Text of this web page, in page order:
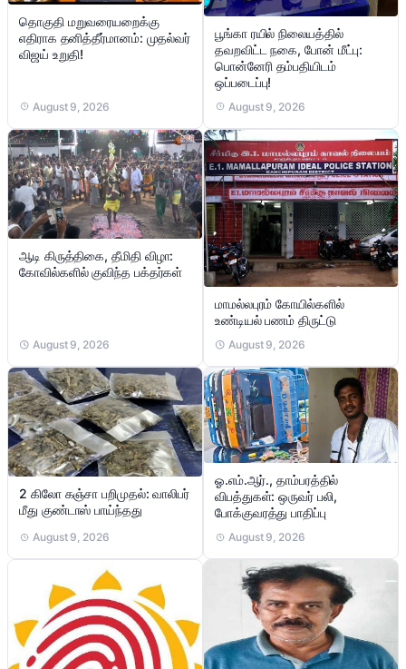
தொகுதி மறுவரையறைக்கு
எதிராக தனித்தீர்மானம்: முதல்வர்
விஜய் உறுதி!
August 9, 2026
பூங்கா ரயில் நிலையத்தில்
தவறவிட்ட நகை, போன் மீட்பு:
பொன்னேரி தம்பதியிடம்
ஒப்படைப்பு!
August 9, 2026
ஆடி கிருத்திகை, தீமிதி விழா:
கோவில்களில் குவிந்த பக்தர்கள்
August 9, 2026
மாமல்லபுரம் கோயில்களில்
உண்டியல் பணம் திருட்டு
August 9, 2026
2 கிலோ கஞ்சா பறிமுதல்: வாலிபர்
மீது குண்டாஸ் பாய்ந்தது
August 9, 2026
ஓ.எம்.ஆர்., தாம்பரத்தில்
விபத்துகள்: ஒருவர் பலி,
போக்குவரத்து பாதிப்பு
August 9, 2026